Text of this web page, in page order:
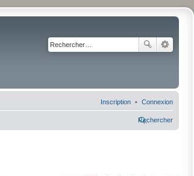
Connexion
Inscription
Rechercher